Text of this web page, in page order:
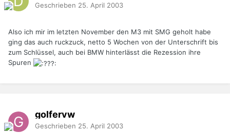
Geschrieben 25. April 2003
Also ich mir im letzten November den M3 mit SMG geholt habe
ging das auch ruckzuck, netto 5 Wochen von der Unterschrift bis
zum Schlüssel, auch bei BMW hinterlässt die Rezession ihre
Spuren
golfervw
Geschrieben 25. April 2003